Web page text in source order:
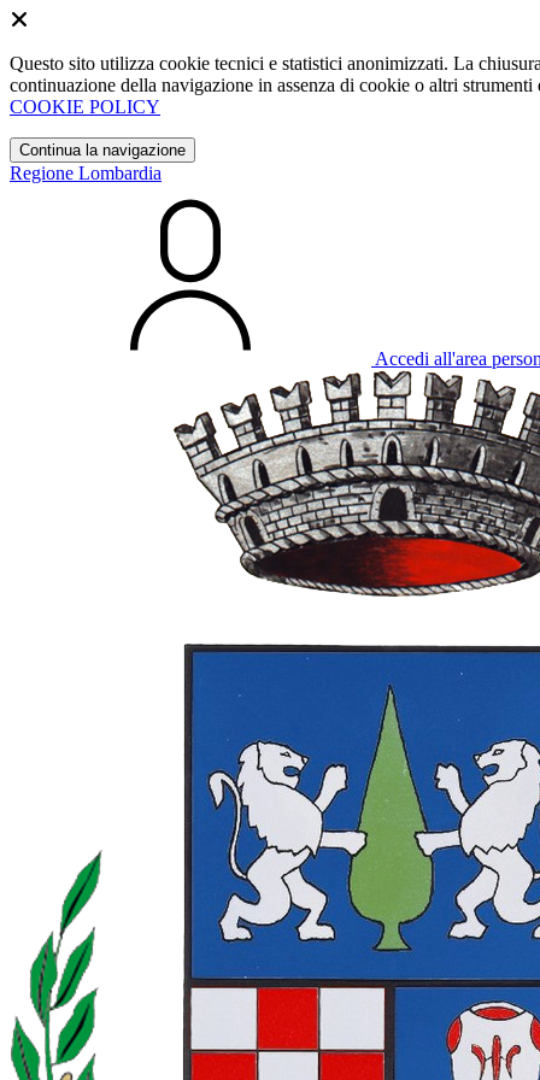
Questo sito utilizza cookie tecnici e statistici anonimizzati. La
continuazione della navigazione in assenza di cookie o altri
COOKIE POLICY
Continua la navigazione
Regione Lombardia
Accedi all'area